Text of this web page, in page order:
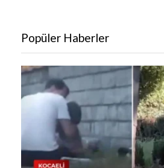
Popüler Haberler